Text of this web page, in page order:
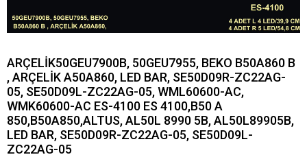
ARÇELİK50GEU7900B, 50GEU7955, BEKO B50A860 B
, ARÇELİK A50A860, LED BAR, SE50D09R-ZC22AG-
05, SE50D09L-ZC22AG-05, WML60600-AC,
WMK60600-AC ES-4100 ES 4100,B50 A
850,B50A850,ALTUS, AL50L 8990 5B, AL50L89905B,
LED BAR, SE50D09R-ZC22AG-05, SE50D09L-
ZC22AG-05